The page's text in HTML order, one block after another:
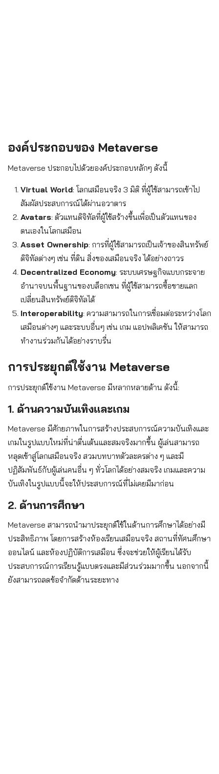
องค์ประกอบของ Metaverse
Metaverse ประกอบไปด้วยองค์ประกอบหลักๆ ดังนี้
Virtual World: โลกเสมือนจริง 3 มิติ ที่ผู้ใช้สามารถเข้าไป
สัมผัสประสบการณ์ได้ผ่านอวาตาร
Avatars: ตัวแทนดิจิทัลที่ผู้ใช้สร้างขึ้นเพื่อเป็นตัวแทนของ
ตนเองในโลกเสมือน
Asset Ownership: การที่ผู้ใช้สามารถเป็นเจ้าของสินทรัพย์
ดิจิทัลต่างๆ เช่น ที่ดิน สิ่งของเสมือนจริง ได้อย่างถาวร
Decentralized Economy: ระบบเศรษฐกิจแบบกระจาย
อำนาจบนพื้นฐานของบล็อกเชน ที่ผู้ใช้สามารถซื้อขายแลก
เปลี่ยนสินทรัพย์ดิจิทัลได้
Interoperability: ความสามารถในการเชื่อมต่อระหว่างโลก
เสมือนต่างๆ และระบบอื่นๆ เช่น เกม แอปพลิเคชัน ให้สามารถ
ทำงานร่วมกันได้อย่างราบรื่น
การประยุกต์ใช้งาน Metaverse
การประยุกต์ใช้งาน Metaverse มีหลากหลายด้าน ดังนี้:
1. ด้านความบันเทิงและเกม
Metaverse มีศักยภาพในการสร้างประสบการณ์ความบันเทิงและ
เกมในรูปแบบใหม่ที่น่าตื่นเต้นและสมจริงมากขึ้น ผู้เล่นสามารถ
หลุดเข้าสู่โลกเสมือนจริง สวมบทบาทตัวละครต่าง ๆ และมี
ปฏิสัมพันธ์กับผู้เล่นคนอื่น ๆ ทั่วโลกได้อย่างสมจริง เกมและความ
บันเทิงในรูปแบบนี้จะให้ประสบการณ์ที่ไม่เคยมีมาก่อน
2. ด้านการศึกษา
Metaverse สามารถนำมาประยุกต์ใช้ในด้านการศึกษาได้อย่างมี
ประสิทธิภาพ โดยการสร้างห้องเรียนเสมือนจริง สถานที่ทัศนศึกษา
ออนไลน์ และห้องปฏิบัติการเสมือน ซึ่งจะช่วยให้ผู้เรียนได้รับ
ประสบการณ์การเรียนรู้แบบตรงและมีส่วนร่วมมากขึ้น นอกจากนี้
ยังสามารถลดข้อจำกัดด้านระยะทาง